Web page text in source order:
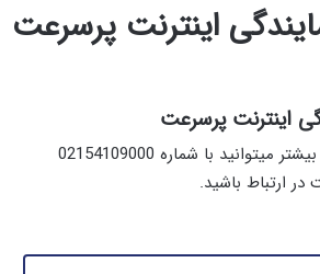
اینترنت پرسرعت
اینترنت پرسرعت
جهت کسب اطلاعات بیشتر میتوانید با شماره 02154109000
در ارتباط باشید.